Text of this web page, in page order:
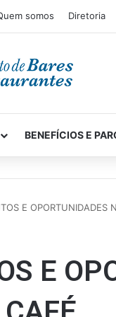
somos Diretoria
BENEFÍCIOS E
E OPORTUNIDADES
E